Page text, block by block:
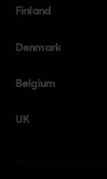
Finland
Denmark
Belgium
UK